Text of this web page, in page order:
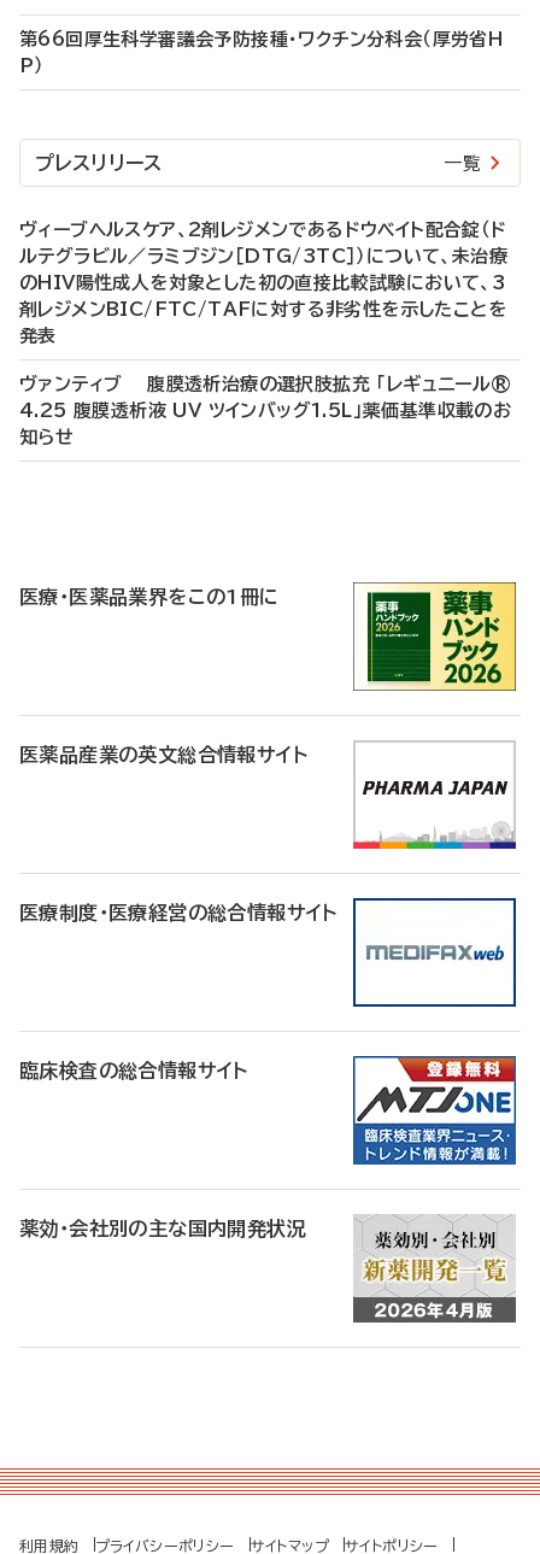
第66回厚生科学審議会予防接種・ワクチン分科会（厚労省H
P）
プレスリリース 一覧
ヴィーブヘルスケア、2剤レジメンであるドウベイト配合錠（ド
ルテグラビル／ラミブジン［DTG/3TC］）について、未治療
のHIV陽性成人を対象とした初の直接比較試験において、3
剤レジメンBIC/FTC/TAFに対する非劣性を示したことを
発表
ヴァンティブ 腹膜透析治療の選択肢拡充 「レギュニール®
4.25 腹膜透析液 UV ツインバッグ1.5L」薬価基準収載のお
知らせ
医療・医薬品業界をこの1冊に
医薬品産業の英文総合情報サイト
医療制度・医療経営の総合情報サイト
臨床検査の総合情報サイト
薬効・会社別の主な国内開発状況
利用規約 プライバシーポリシー サイトマップ サイトポリシー